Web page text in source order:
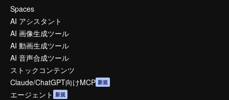
Spaces
AI アシスタント
AI 画像生成ツール
AI 動画生成ツール
AI 音声合成ツール
ストックコンテンツ
Claude/ChatGPT向けMCP 新規
エージェント 新規